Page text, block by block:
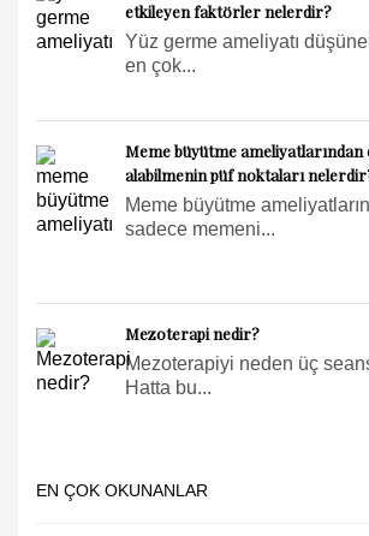
etkileyen faktörler nelerdir?
Yüz germe ameliyatı
en çok...
Meme büyütme ameliyatlarından
alabilmenin püf noktaları
Meme büyütme
sadece memeni...
Mezoterapi nedir?
Mezoterapiyi neden üç
Hatta bu...
EN ÇOK OKUNANLAR